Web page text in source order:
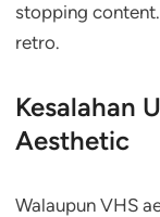
stopping
retro.
Kesalahan
Aesthetic
Walaupun VHS